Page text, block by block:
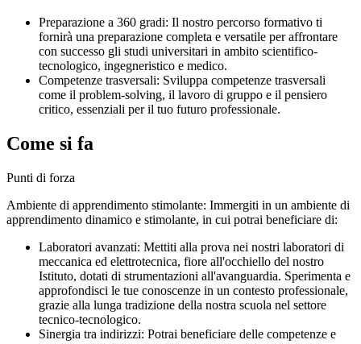
Preparazione a 360 gradi: Il nostro percorso formativo ti
fornirà una preparazione completa e versatile per affrontare
con successo gli studi universitari in ambito scientifico-
tecnologico, ingegneristico e medico.
Competenze trasversali: Sviluppa competenze trasversali
come il problem-solving, il lavoro di gruppo e il pensiero
critico, essenziali per il tuo futuro professionale.
Come si fa
Punti di forza
Ambiente di apprendimento stimolante: Immergiti in un ambiente di
apprendimento dinamico e stimolante, in cui potrai beneficiare di:
Laboratori avanzati: Mettiti alla prova nei nostri laboratori di
meccanica ed elettrotecnica, fiore all'occhiello del nostro
Istituto, dotati di strumentazioni all'avanguardia. Sperimenta e
approfondisci le tue conoscenze in un contesto professionale,
grazie alla lunga tradizione della nostra scuola nel settore
tecnico-tecnologico.
Sinergia tra indirizzi: Potrai beneficiare delle competenze e